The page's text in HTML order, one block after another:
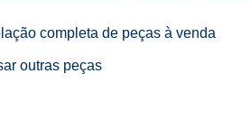
completa de peças à venda
outras peças